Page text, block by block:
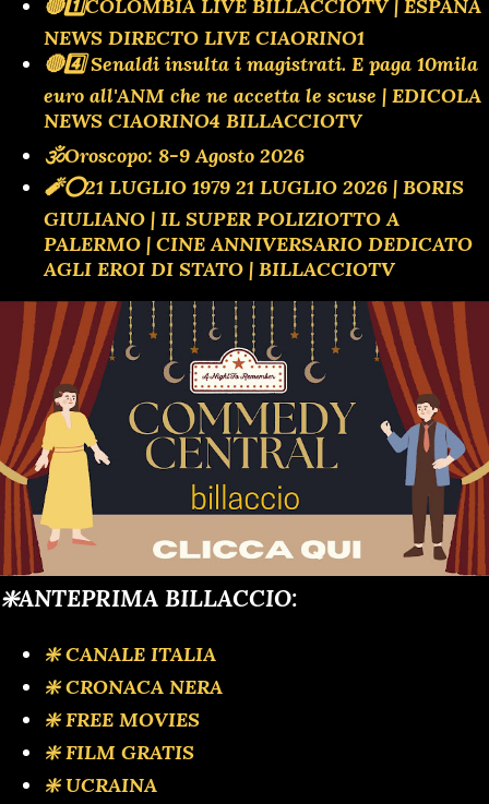
🔴1️⃣COLOMBIA LIVE BILLACCIOTV | ESPANA
NEWS DIRECTO LIVE CIAORINO1
🔴4️⃣ Senaldi insulta i magistrati. E paga 10mila
euro all'ANM che ne accetta le scuse | EDICOLA
NEWS CIAORINO4 BILLACCIOTV
🕉Oroscopo: 8-9 Agosto 2026
🧨⭕️21 LUGLIO 1979 21 LUGLIO 2026 | BORIS
GIULIANO | IL SUPER POLIZIOTTO A
PALERMO | CINE ANNIVERSARIO DEDICATO
AGLI EROI DI STATO | BILLACCIOTV
❇️ANTEPRIMA BILLACCIO:
❇️ CANALE ITALIA
❇️ CRONACA NERA
❇️ FREE MOVIES
❇️ FILM GRATIS
❇️ UCRAINA